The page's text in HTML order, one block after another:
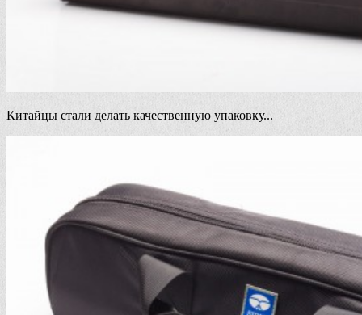
Китайцы стали делать качественную упаковку...